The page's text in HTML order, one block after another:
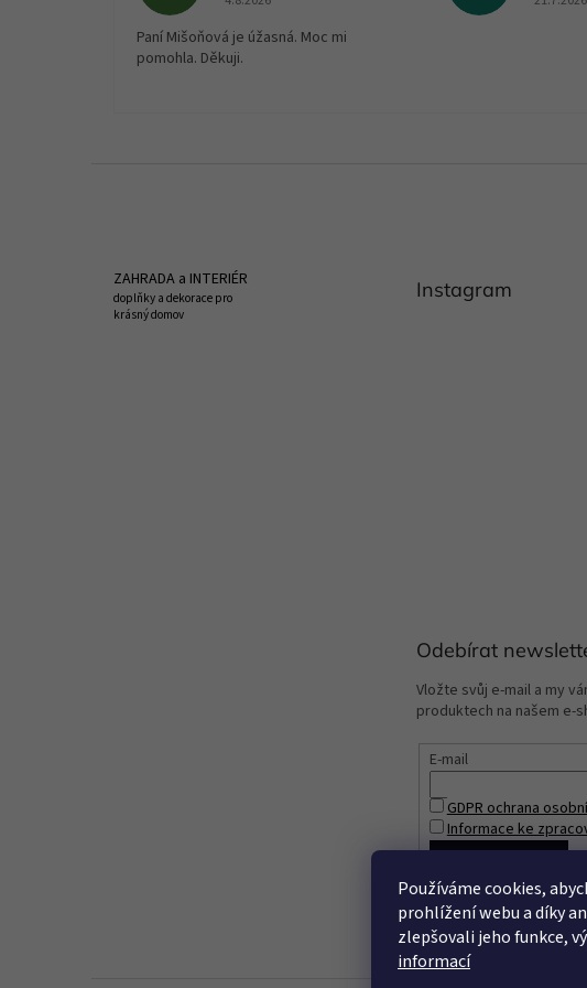
Používáme cookies,
prohlížení webu a díky
zlepšovali jeho funkce,
informací
Paní Mišoňová je úžasná. Moc mi
pomohla. Děkuji.
ZAHRADA a INTERIÉR
doplňky a dekorace pro
krásný domov
Instagram
Odebírat
Vložte svůj e-mail a my
produktech na našem e-
E-mail
GDPR ochrana
Informace ke